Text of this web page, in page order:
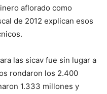
aflorado como
de 2012 explican esos
las sicav fue sin lugar a
rondaron los 2.400
1.333 millones y